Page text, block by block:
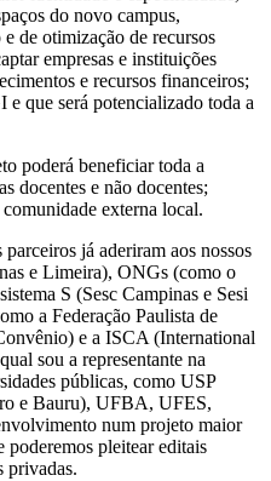
do novo campus,
de otimização de recursos
empresas e instituições
e recursos financeiros;
que será potencializado toda a
poderá beneficiar toda a
docentes e não docentes;
externa local.
parceiros já aderiram aos nossos
e Limeira), ONGs (como o
S (Sesc Campinas e Sesi
a Federação Paulista de
e a ISCA (International
sou a representante na
públicas, como USP
e Bauru), UFBA, UFES,
num projeto maior
pleitear editais
privadas.